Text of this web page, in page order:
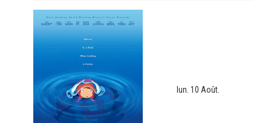
lun. 10 Août.